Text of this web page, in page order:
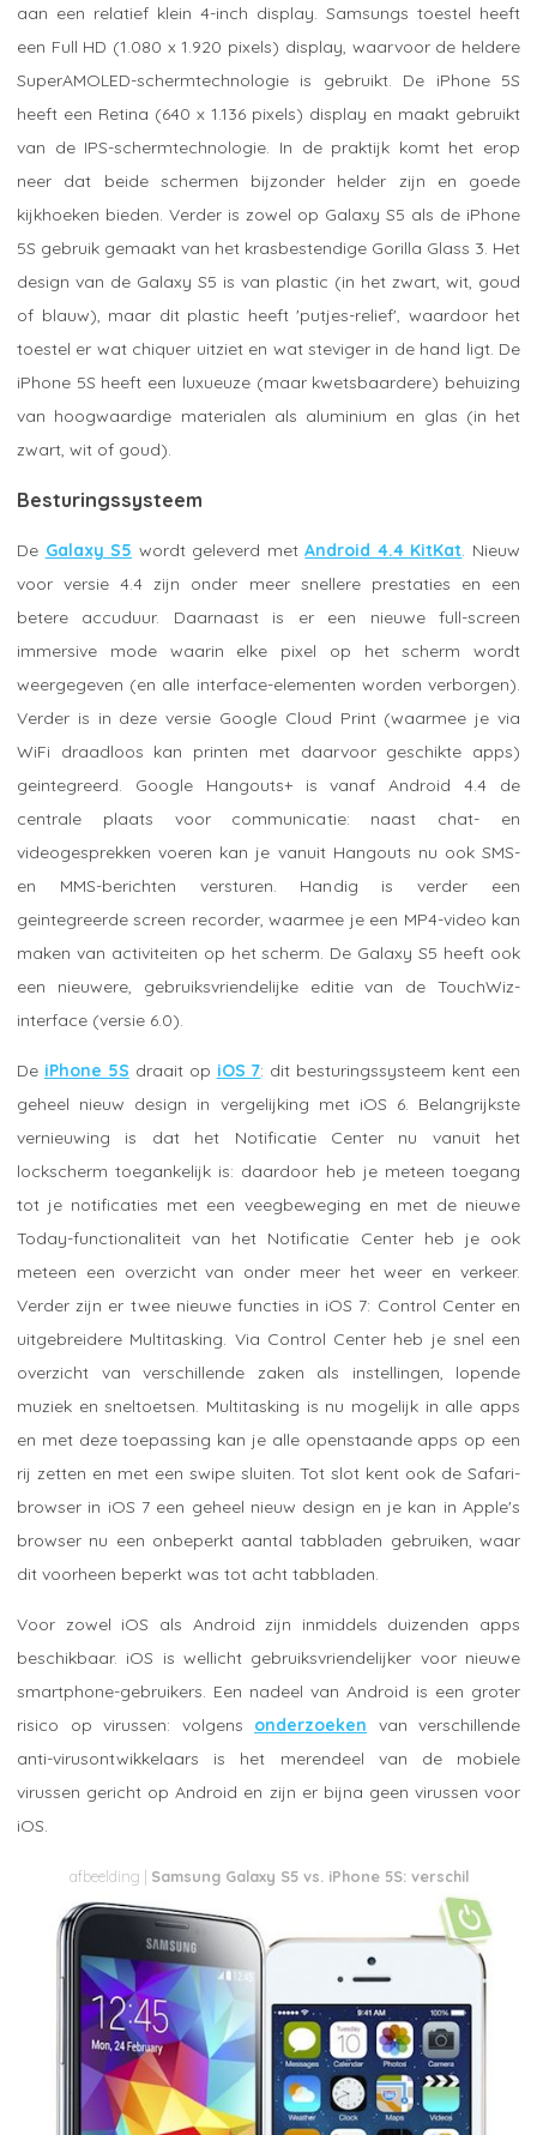
aan een relatief klein 4-inch display. Samsungs toestel heeft
een Full HD (1.080 x 1.920 pixels) display, waarvoor de heldere
SuperAMOLED-schermtechnologie is gebruikt. De iPhone 5S
heeft een Retina (640 x 1.136 pixels) display en maakt gebruikt
van de IPS-schermtechnologie. In de praktijk komt het erop
neer dat beide schermen bijzonder helder zijn en goede
kijkhoeken bieden. Verder is zowel op Galaxy S5 als de iPhone
5S gebruik gemaakt van het krasbestendige Gorilla Glass 3. Het
design van de Galaxy S5 is van plastic (in het zwart, wit, goud
of blauw), maar dit plastic heeft 'putjes-relief', waardoor het
toestel er wat chiquer uitziet en wat steviger in de hand ligt. De
iPhone 5S heeft een luxueuze (maar kwetsbaardere) behuizing
van hoogwaardige materialen als aluminium en glas (in het
zwart, wit of goud).
Besturingssysteem
De Galaxy S5 wordt geleverd metAndroid 4.4 KitKat . Nieuw
voor versie 4.4 zijn onder meer snellere prestaties en een
betere accuduur. Daarnaast is er een nieuwe full-screen
immersive mode waarin elke pixel op het scherm wordt
weergegeven (en alle interface-elementen worden verborgen).
Verder is in deze versie Google Cloud Print (waarmee je via
WiFi draadloos kan printen met daarvoor geschikte apps)
geintegreerd. Google Hangouts+ is vanaf Android 4.4 de
centrale plaats voor communicatie: naast chat- en
videogesprekken voeren kan je vanuit Hangouts nu ook SMS-
en MMS-berichten versturen. Handig is verder een
geintegreerde screen recorder, waarmee je een MP4-video kan
maken van activiteiten op het scherm. De Galaxy S5 heeft ook
een nieuwere, gebruiksvriendelijke editie van de TouchWiz-
interface (versie 6.0).
De iPhone 5S draait op iOS 7: dit besturingssysteem kent een
geheel nieuw design in vergelijking met iOS 6. Belangrijkste
vernieuwing is dat het Notificatie Center nu vanuit het
lockscherm toegankelijk is: daardoor heb je meteen toegang
tot je notificaties met een veegbeweging en met de nieuwe
Today-functionaliteit van het Notificatie Center heb je ook
meteen een overzicht van onder meer het weer en verkeer.
Verder zijn er twee nieuwe functies in iOS 7: Control Center en
uitgebreidere Multitasking. Via Control Center heb je snel een
overzicht van verschillende zaken als instellingen, lopende
muziek en sneltoetsen. Multitasking is nu mogelijk in alle apps
en met deze toepassing kan je alle openstaande apps op een
rij zetten en met een swipe sluiten. Tot slot kent ook de Safari-
browser in iOS 7 een geheel nieuw design en je kan in Apple's
browser nu een onbeperkt aantal tabbladen gebruiken, waar
dit voorheen beperkt was tot acht tabbladen.
Voor zowel iOS als Android zijn inmiddels duizenden apps
beschikbaar. iOS is wellicht gebruiksvriendelijker voor nieuwe
smartphone-gebruikers. Een nadeel van Android is een groter
risico op virussen: volgens onderzoeken van verschillende
anti-virusontwikkelaars is het merendeel van de mobiele
virussen gericht op Android en zijn er bijna geen virussen voor
iOS.
Samsung Galaxy S5 vs. iPhone 5S: verschil